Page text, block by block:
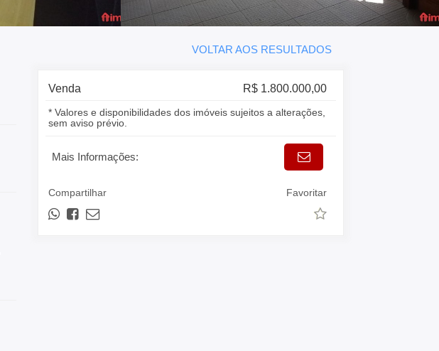
VOLTAR AOS RESULTADOS
Venda R$ 1.800.000,00
* Valores e disponibilidades dos imóveis sujeitos a alterações,
sem aviso prévio.
Mais Informações:
Compartilhar Favoritar